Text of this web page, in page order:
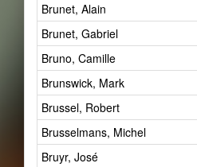
Brunet, Alain
Brunet, Gabriel
Bruno, Camille
Brunswick, Mark
Brussel, Robert
Brusselmans, Michel
Bruyr, José